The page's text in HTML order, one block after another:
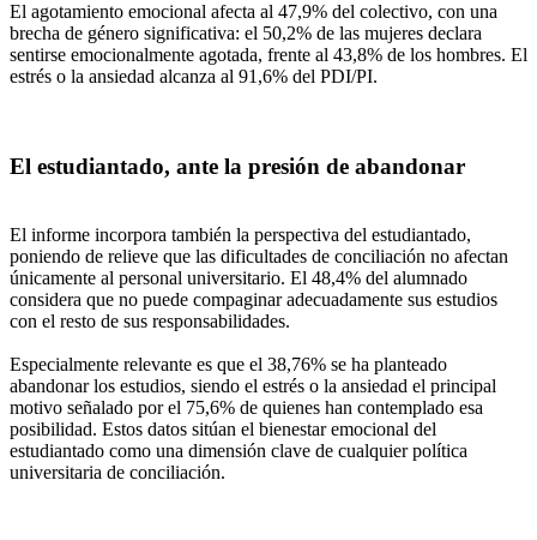
El agotamiento emocional afecta al 47,9% del colectivo, con una
brecha de género significativa: el 50,2% de las mujeres declara
sentirse emocionalmente agotada, frente al 43,8% de los hombres. El
estrés o la ansiedad alcanza al 91,6% del PDI/PI.
El estudiantado, ante la presión de abandonar
El informe incorpora también la perspectiva del estudiantado,
poniendo de relieve que las dificultades de conciliación no afectan
únicamente al personal universitario. El 48,4% del alumnado
considera que no puede compaginar adecuadamente sus estudios
con el resto de sus responsabilidades.
Especialmente relevante es que el 38,76% se ha planteado
abandonar los estudios, siendo el estrés o la ansiedad el principal
motivo señalado por el 75,6% de quienes han contemplado esa
posibilidad. Estos datos sitúan el bienestar emocional del
estudiantado como una dimensión clave de cualquier política
universitaria de conciliación.